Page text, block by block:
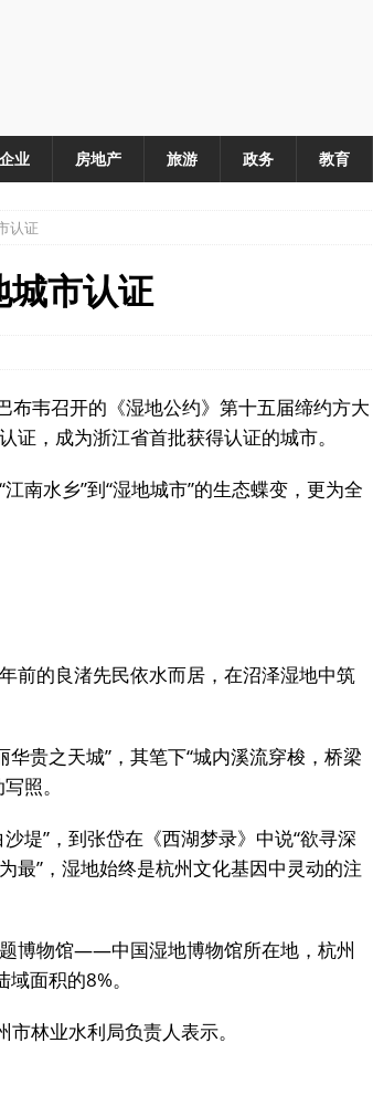
企业 房地产 旅游 政务 教育
认证
城市认证
韦召开的《湿地公约》第十五届缔约方大
，成为浙江省首批获得认证的城市。
南水乡”到“湿地城市”的生态蝶变，更为全
前的良渚先民依水而居，在沼泽湿地中筑
贵之天城”，其笔下“城内溪流穿梭，桥梁
照。
堤”，到张岱在《西湖梦录》中说“欲寻深
最”，湿地始终是杭州文化基因中灵动的注
博物馆——中国湿地博物馆所在地，杭州
面积的8%。
林业水利局负责人表示。